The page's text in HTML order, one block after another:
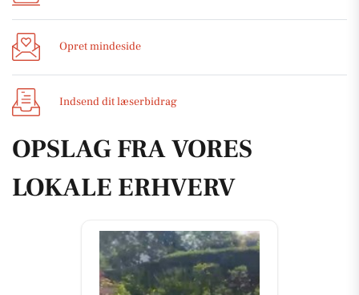
Opret mindeside
Indsend dit læserbidrag
OPSLAG FRA VORES
LOKALE ERHVERV